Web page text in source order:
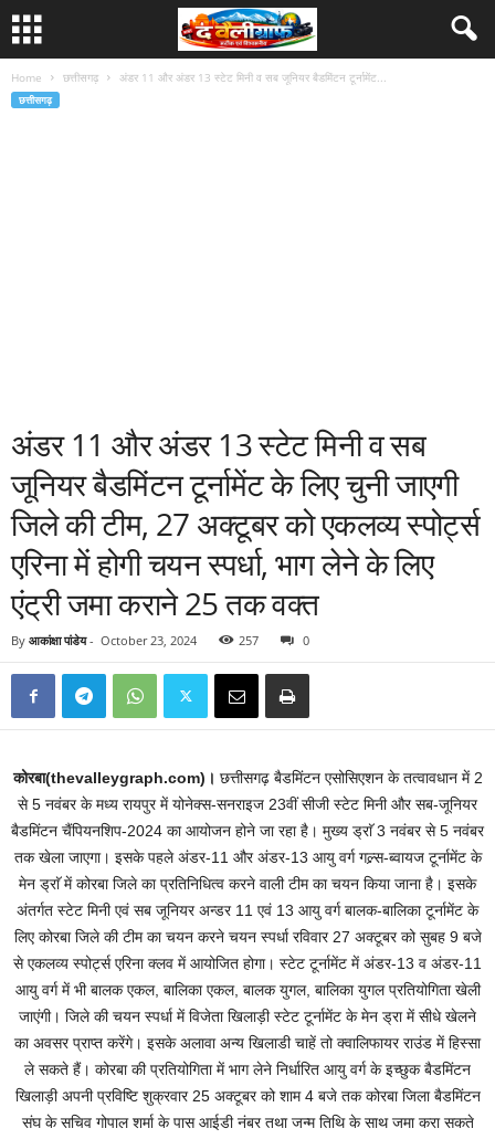
Home छत्तीसगढ़ अंडर 11 और अंडर 13 स्टेट मिनी व सब जूनियर बैडमिंटन टूर्नामेंट...
छत्तीसगढ़
अंडर 11 और अंडर 13 स्टेट मिनी व सब
जूनियर बैडमिंटन टूर्नामेंट के लिए चुनी जाएगी
जिले की टीम, 27 अक्टूबर को एकलव्य स्पोर्ट्स
एरिना में होगी चयन स्पर्धा, भाग लेने के लिए
एंट्री जमा कराने 25 तक वक्त
By आकांक्षा पांडेय- October 23, 2024 257 0
कोरबा(thevalleygraph.com)। छत्तीसगढ़ बैडमिंटन एसोसिएशन के तत्वावधान में 2
से 5 नवंबर के मध्य रायपुर में योनेक्स-सनराइज 23वीं सीजी स्टेट मिनी और सब-जूनियर
बैडमिंटन चैंपियनशिप-2024 का आयोजन होने जा रहा है। मुख्य ड्राॅ 3 नवंबर से 5 नवंबर
तक खेला जाएगा। इसके पहले अंडर-11 और अंडर-13 आयु वर्ग गल्र्स-ब्वायज टूर्नामेंट के
मेन ड्राॅ में कोरबा जिले का प्रतिनिधित्व करने वाली टीम का चयन किया जाना है। इसके
अंतर्गत स्टेट मिनी एवं सब जूनियर अन्डर 11 एवं 13 आयु वर्ग बालक-बालिका टूर्नामेंट के
लिए कोरबा जिले की टीम का चयन करने चयन स्पर्धा रविवार 27 अक्टूबर को सुबह 9 बजे
से एकलव्य स्पोर्ट्स एरिना क्लव में आयोजित होगा। स्टेट टूर्नामेंट में अंडर-13 व अंडर-11
आयु वर्ग में भी बालक एकल, बालिका एकल, बालक युगल, बालिका युगल प्रतियोगिता खेली
जाएंगी। जिले की चयन स्पर्धा में विजेता खिलाड़ी स्टेट टूर्नामेंट के मेन ड्रा में सीधे खेलने
का अवसर प्राप्त करेंगे। इसके अलावा अन्य खिलाडी चाहें तो क्वालिफायर राउंड में हिस्सा
ले सकते हैं। कोरबा की प्रतियोगिता में भाग लेने निर्धारित आयु वर्ग के इच्छुक बैडमिंटन
खिलाड़ी अपनी प्रविष्टि शुक्रवार 25 अक्टूबर को शाम 4 बजे तक कोरबा जिला बैडमिंटन
संघ के सचिव गोपाल शर्मा के पास आईडी नंबर तथा जन्म तिथि के साथ जमा करा सकते